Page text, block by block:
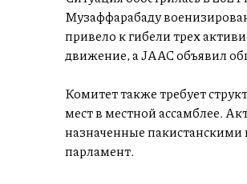
Музаффарабаду
привело к гибели трех
движение, а JAAC объявил
Комитет также требует
мест в местной ассамблее.
назначенные
парламент.